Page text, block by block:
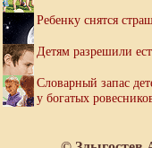
Ребенку снятся
Детям разрешили
Словарный запас
у богатых